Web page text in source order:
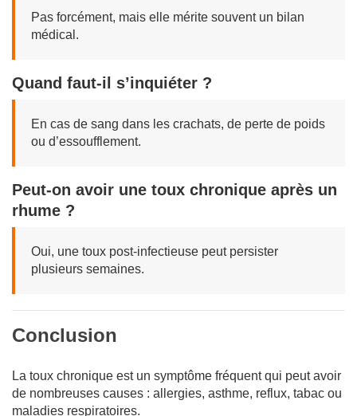
Pas forcément, mais elle mérite souvent un bilan
médical.
Quand faut-il s’inquiéter ?
En cas de sang dans les crachats, de perte de poids
ou d’essoufflement.
Peut-on avoir une toux chronique après un
rhume ?
Oui, une toux post-infectieuse peut persister
plusieurs semaines.
Conclusion
La toux chronique est un symptôme fréquent qui peut avoir
de nombreuses causes : allergies, asthme, reflux, tabac ou
maladies respiratoires.